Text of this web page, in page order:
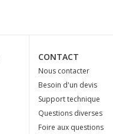
CONTACT
Nous contacter
Besoin d'un devis
Support technique
Questions diverses
Foire aux questions